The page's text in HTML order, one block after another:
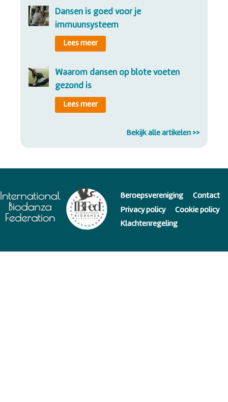
dansen is goed voor je
immuunsysteem
Lees meer
waarom dansen op blote voeten
gezond is
Lees meer
Bekijk alle artikelen >>
Beroepsvereniging
Contact
Privacy policy
Cookie policy
Klachtenregeling